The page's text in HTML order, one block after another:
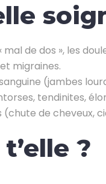
mal de dos », les
migraines.
(jambes
tendinites,
de cheveux,
?